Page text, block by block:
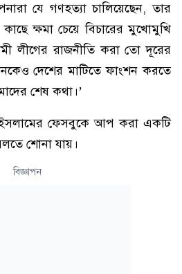
যে গণহত্যা চালিয়েছেন, তার
ক্ষমা চেয়ে বিচারের মুখোমুখি
লীগের রাজনীতি করা তো দূরের
দেশের মাটিতে ফাংশন করতে
শেষ কথা।’
ফেসবুকে আপ করা একটি
শোনা যায়।
বিজ্ঞাপন